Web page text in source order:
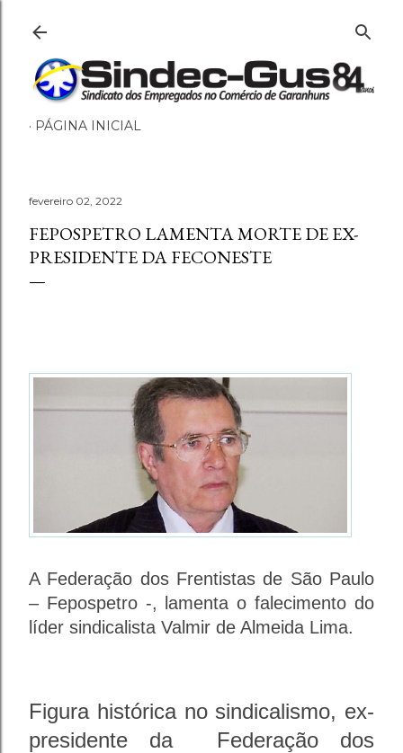
PÁGINA INICIAL
fevereiro 02, 2022
FEPOSPETRO LAMENTA MORTE DE EX-
PRESIDENTE DA FECONESTE
A Federação dos Frentistas de São Paulo
– Fepospetro -, lamenta o falecimento do
líder sindicalista Valmir de Almeida Lima.
Figura histórica no sindicalismo, ex-
presidente da Federação dos